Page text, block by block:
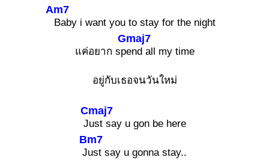
Am7
Baby i want you to stay for the night
แค่อยาก sp
Gmaj7
end all my time
อยู่กับเธอจนวันใหม่
J
Cmaj7
ust say u gon be here
J
Bm7
ust say u gonna stay..